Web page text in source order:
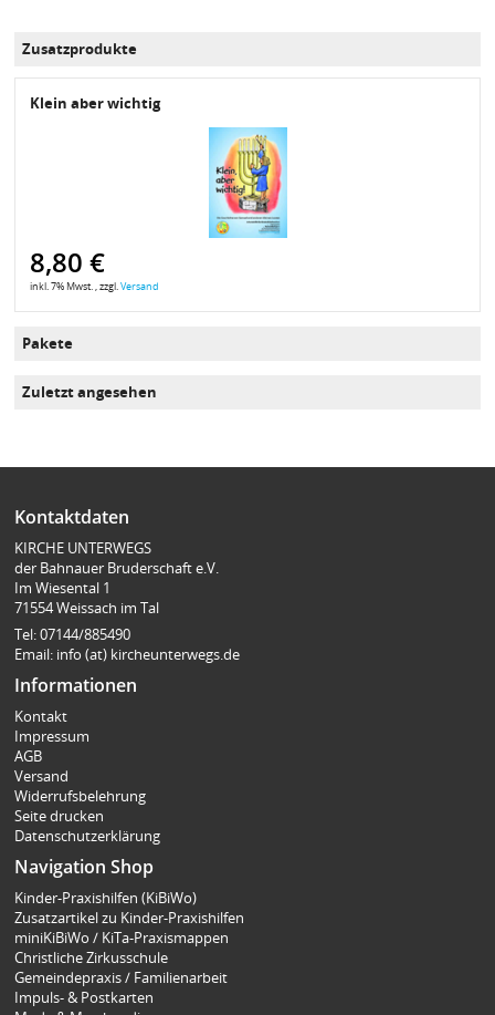
Zusatzprodukte
Klein aber wichtig
8,80 €
inkl. 7% Mwst. , zzgl. Versand
Pakete
Zuletzt angesehen
Kontaktdaten
KIRCHE UNTERWEGS
der Bahnauer Bruderschaft e.V.
Im Wiesental 1
71554 Weissach im Tal
Tel: 07144/885490
Email: info (at) kircheunterwegs.de
Informationen
Kontakt
Impressum
AGB
Versand
Widerrufsbelehrung
Seite drucken
Datenschutzerklärung
Navigation Shop
Kinder-Praxishilfen (KiBiWo)
Zusatzartikel zu Kinder-Praxishilfen
miniKiBiWo / KiTa-Praxismappen
Christliche Zirkusschule
Gemeindepraxis / Familienarbeit
Impuls- & Postkarten